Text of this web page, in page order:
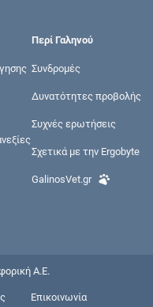
Περί Γαληνού
Συνδρομές
Δυνατότητες προβολής
Συχνές ερωτήσεις
Σχετικά με την Ergobyte
GalinosVet.gr
Α.Ε.
Επικοινωνία